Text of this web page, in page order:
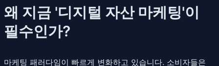
왜 지금 '디지털 자산 마케팅'이
필수인가?
마케팅 패러다임이 빠르게 변화하고 있습니다. 소비자들은